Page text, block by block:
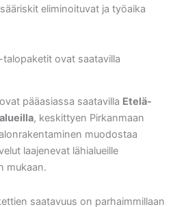
eliminoituvat ja työaika
talopaketit ovat saatavilla
pääasiassa saatavilla Etelä-
, keskittyen Pirkanmaan
muodostaa
laajenevat lähialueille
mukaan.
saatavuus on parhaimmillaan